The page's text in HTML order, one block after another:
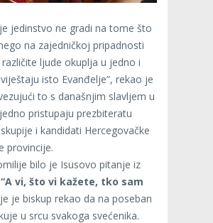
jedinstvo ne gradi na tome što
na zajedničkoj pripadnosti
ljude okuplja u jedno i
isto Evanđelje”, rekao je
to s današnjim slavljem u
pristupaju prezbiteratu
i kandidati Hercegovačke
provincije.
bilo je Isusovo pitanje iz
“A vi, što vi kažete, tko sam
je biskup rekao da na poseban
u srcu svakoga svećenika.